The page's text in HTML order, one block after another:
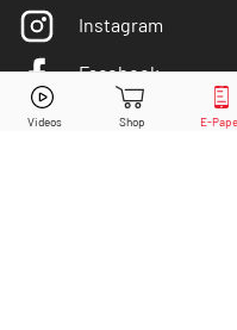
Evotec Aktie jetzt handeln?
Instagram
Facebook
Twitter